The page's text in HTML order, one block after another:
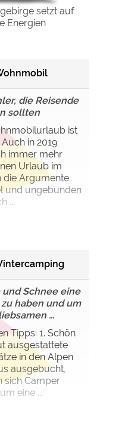
setzt auf
Energien
die Reisende
sollten
ist
in 2019
immer mehr
Urlaub im
die Argumente
und ungebunden
...
Schnee eine
haben und um
...
Tipps: 1. Schön
ausgestattete
in den Alpen
ausgebucht,
sich Camper
eine ...